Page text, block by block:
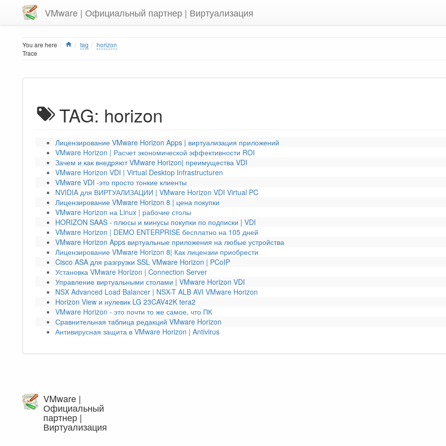
VMware | Официальный партнер | Виртуализация
You are here Home
tag
horizon
Trace
TAG: horizon
Лицензирование VMware Horizon Apps | виртуализация приложений
VMware Horizon | Расчет экономической эффективности ROI
Зачем и как внедряют VMware Horizon| преимущества VDI
VMware Horizon VDI | Virtual Desktop Infrastructuren
VMware VDI -это просто тонкие клиенты
NVIDIA для ВИРТУАЛИЗАЦИИ | VMware Horizon VDI Virtual PC
Лицензирование VMware Horizon 8 | цена покупки
VMware Horizon на Linux | рабочие столы
HORIZON SAAS - плюсы и минусы покупки по подписки | VDI
VMware Horizon | DEMO ENTERPRISE бесплатно на 105 дней
VMware Horizon Apps виртуальные приложения на любые устройства
Лицензирование VMware Horizon 8| Как лицензии приобрести
Cisco ASA для разгрузки SSL VMware Horizon | PCoIP
Установка VMware Horizon | Connection Server
Управление виртуальными столами | VMware Horizon VDI
NSX Advanced Load Balancer | NSX-T ALB AVI VMware Horizon
Horizon View и нулевик LG 23CAV42K tera2
VMware Horizon - это почти то же самое, что ПК
Сравнительная таблица редакций VMware Horizon
Антивирусная защита в VMware Horizon | Antivirus
VMware |
Официальный
партнер |
Виртуализация